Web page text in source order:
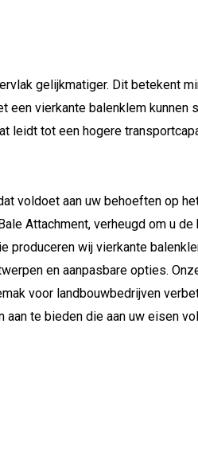
gelijkmatiger. Dit betekent
een vierkante balenklem
leidt tot een hogere
voldoet aan uw behoeften op
Attachment, verheugd om u
produceren wij vierkante
en aanpasbare opties.
voor landbouwbedrijven
te bieden die aan uw eisen